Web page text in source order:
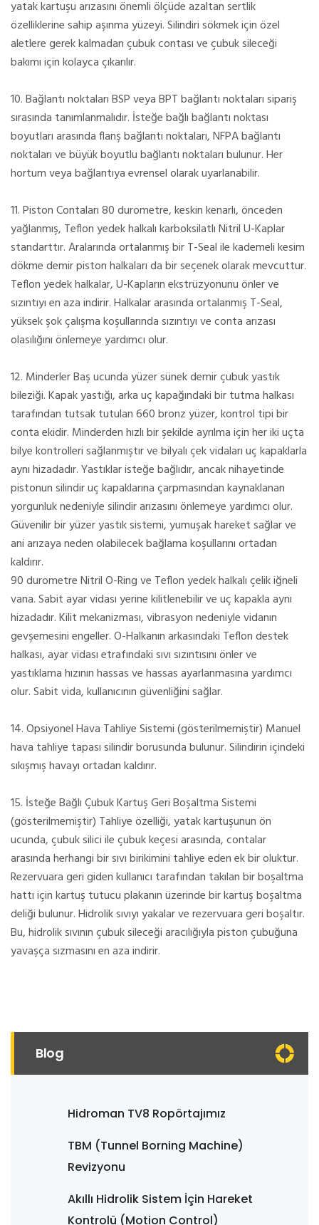
yatak kartuşu arızasını önemli ölçüde azaltan sertlik
özelliklerine sahip aşınma yüzeyi. Silindiri sökmek için özel
aletlere gerek kalmadan çubuk contası ve çubuk sileceği
bakımı için kolayca çıkarılır.
10. Bağlantı noktaları BSP veya BPT bağlantı noktaları sipariş
sırasında tanımlanmalıdır. İsteğe bağlı bağlantı noktası
boyutları arasında flanş bağlantı noktaları, NFPA bağlantı
noktaları ve büyük boyutlu bağlantı noktaları bulunur. Her
hortum veya bağlantıya evrensel olarak uyarlanabilir.
11. Piston Contaları 80 durometre, keskin kenarlı, önceden
yağlanmış, Teflon yedek halkalı karboksilatlı Nitril U-Kaplar
standarttır. Aralarında ortalanmış bir T-Seal ile kademeli kesim
dökme demir piston halkaları da bir seçenek olarak mevcuttur.
Teflon yedek halkalar, U-Kapların ekstrüzyonunu önler ve
sızıntıyı en aza indirir. Halkalar arasında ortalanmış T-Seal,
yüksek şok çalışma koşullarında sızıntıyı ve conta arızası
olasılığını önlemeye yardımcı olur.
12. Minderler Baş ucunda yüzer sünek demir çubuk yastık
bileziği. Kapak yastığı, arka uç kapağındaki bir tutma halkası
tarafından tutsak tutulan 660 bronz yüzer, kontrol tipi bir
conta ekidir. Minderden hızlı bir şekilde ayrılma için her iki uçta
bilye kontrolleri sağlanmıştır ve bilyalı çek vidaları uç kapaklarla
aynı hizadadır. Yastıklar isteğe bağlıdır, ancak nihayetinde
pistonun silindir uç kapaklarına çarpmasından kaynaklanan
yorgunluk nedeniyle silindir arızasını önlemeye yardımcı olur.
Güvenilir bir yüzer yastık sistemi, yumuşak hareket sağlar ve
ani arızaya neden olabilecek bağlama koşullarını ortadan
kaldırır.
90 durometre Nitril O-Ring ve Teflon yedek halkalı çelik iğneli
vana. Sabit ayar vidası yerine kilitlenebilir ve uç kapakla aynı
hizadadır. Kilit mekanizması, vibrasyon nedeniyle vidanın
gevşemesini engeller. O-Halkanın arkasındaki Teflon destek
halkası, ayar vidası etrafındaki sıvı sızıntısını önler ve
yastıklama hızının hassas ve hassas ayarlanmasına yardımcı
olur. Sabit vida, kullanıcının güvenliğini sağlar.
14. Opsiyonel Hava Tahliye Sistemi (gösterilmemiştir) Manuel
hava tahliye tapası silindir borusunda bulunur. Silindirin içindeki
sıkışmış havayı ortadan kaldırır.
15. İsteğe Bağlı Çubuk Kartuş Geri Boşaltma Sistemi
(gösterilmemiştir) Tahliye özelliği, yatak kartuşunun ön
ucunda, çubuk silici ile çubuk keçesi arasında, contalar
arasında herhangi bir sıvı birikimini tahliye eden ek bir oluktur.
Rezervuara geri giden kullanıcı tarafından takılan bir boşaltma
hattı için kartuş tutucu plakanın üzerinde bir kartuş boşaltma
deliği bulunur. Hidrolik sıvıyı yakalar ve rezervuara geri boşaltır.
Bu, hidrolik sıvının çubuk sileceği aracılığıyla piston çubuğuna
yavaşça sızmasını en aza indirir.
Blog
Hidroman TV8 Ropörtajımız
TBM (Tunnel Borning Machine)
Revizyonu
Akıllı Hidrolik Sistem İçin Hareket
Kontrolü (Motion Control)